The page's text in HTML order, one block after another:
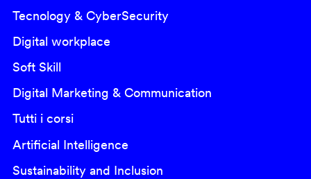
Tecnology & CyberSecurity
Digital workplace
Soft Skill
Digital Marketing & Communication
Tutti i corsi
Artificial Intelligence
Sustainability and Inclusion